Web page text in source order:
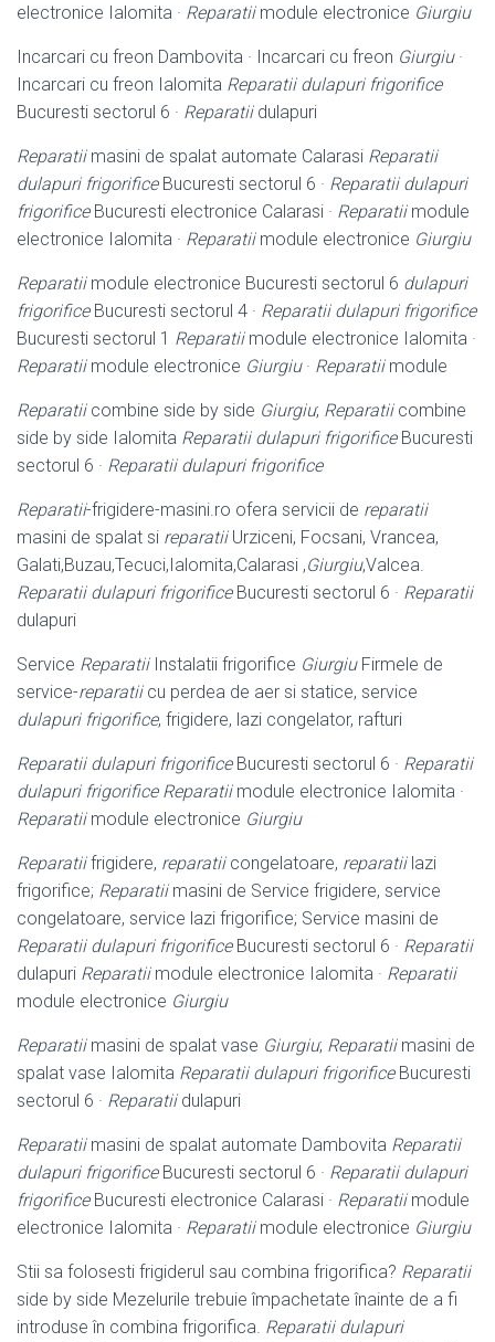
electronice Ialomita · Reparatiimodule electronice Giurgiu
Incarcari cu freon Dambovita · Incarcari cu freon Giurgiu·
Incarcari cu freon Ialomita Reparatii dulapuri frigorifice
Bucuresti sectorul 6 · Reparatiidulapuri
Reparatiimasini de spalat automate Calarasi Reparatii
dulapuri frigorificeBucuresti sectorul 6 · Reparatii dulapuri
frigorificeBucuresti electronice Calarasi · Reparatiimodule
electronice Ialomita · Reparatiimodule electronice Giurgiu
Reparatiimodule electronice Bucuresti sectorul 6 dulapuri
frigorificeBucuresti sectorul 4 · Reparatii dulapuri frigorifice
Bucuresti sectorul 1 Reparatiimodule electronice Ialomita ·
Reparatiimodule electronice Giurgiu· Reparatiimodule
Reparatiicombine side by side Giurgiu; Reparatiicombine
side by side Ialomita Reparatii dulapuri frigorificeBucuresti
sectorul 6 · Reparatii dulapuri frigorifice
Reparatii-frigidere-masini.ro ofera servicii de reparatii
masini de spalat si reparatiiUrziceni, Focsani, Vrancea,
Galati,Buzau,Tecuci,Ialomita,Calarasi ,Giurgiu,Valcea.
Reparatii dulapuri frigorificeBucuresti sectorul 6 · Reparatii
dulapuri
Service ReparatiiInstalatii frigorifice GiurgiuFirmele de
service-reparatiicu perdea de aer si statice, service
dulapuri frigorifice, frigidere, lazi congelator, rafturi
Reparatii dulapuri frigorificeBucuresti sectorul 6 · Reparatii
dulapuri frigorifice Reparatiimodule electronice Ialomita ·
Reparatiimodule electronice Giurgiu
Reparatiifrigidere, reparatiicongelatoare, reparatiilazi
frigorifice; Reparatiimasini de Service frigidere, service
congelatoare, service lazi frigorifice; Service masini de
Reparatii dulapuri frigorificeBucuresti sectorul 6 · Reparatii
dulapuri Reparatiimodule electronice Ialomita · Reparatii
module electronice Giurgiu
Reparatiimasini de spalat vase Giurgiu; Reparatiimasini de
spalat vase Ialomita Reparatii dulapuri frigorificeBucuresti
sectorul 6 · Reparatiidulapuri
Reparatiimasini de spalat automate Dambovita Reparatii
dulapuri frigorificeBucuresti sectorul 6 · Reparatii dulapuri
frigorificeBucuresti electronice Calarasi · Reparatiimodule
electronice Ialomita · Reparatiimodule electronice Giurgiu
Stii sa folosesti frigiderul sau combina frigorifica? Reparatii
side by side Mezelurile trebuie împachetate înainte de a fi
introduse în combina frigorifica. Reparatii dulapuri